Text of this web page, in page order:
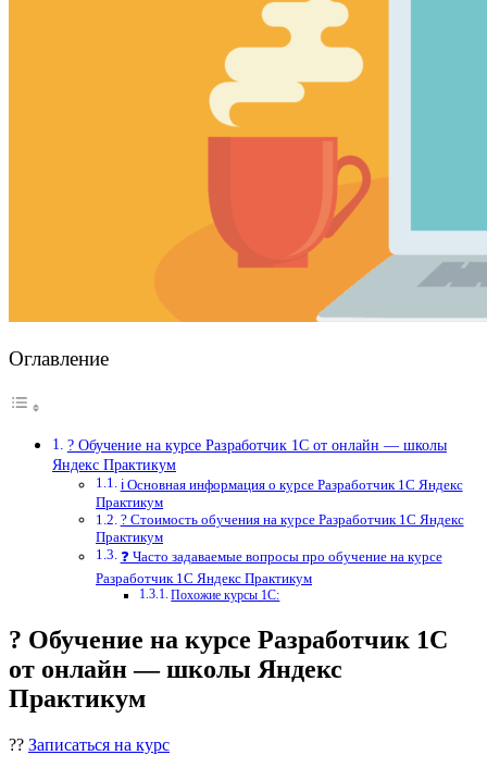
Оглавление
? Обучение на курсе Разработчик 1С от онлайн — школы
Яндекс Практикум
ℹ️ Основная информация о курсе Разработчик 1С Яндекс
Практикум
? Стоимость обучения на курсе Разработчик 1С Яндекс
Практикум
❓ Часто задаваемые вопросы про обучение на курсе
Разработчик 1С Яндекс Практикум
Похожие курсы 1С:
? Обучение на курсе Разработчик 1С
от онлайн — школы Яндекс
Практикум
?? Записаться на курс